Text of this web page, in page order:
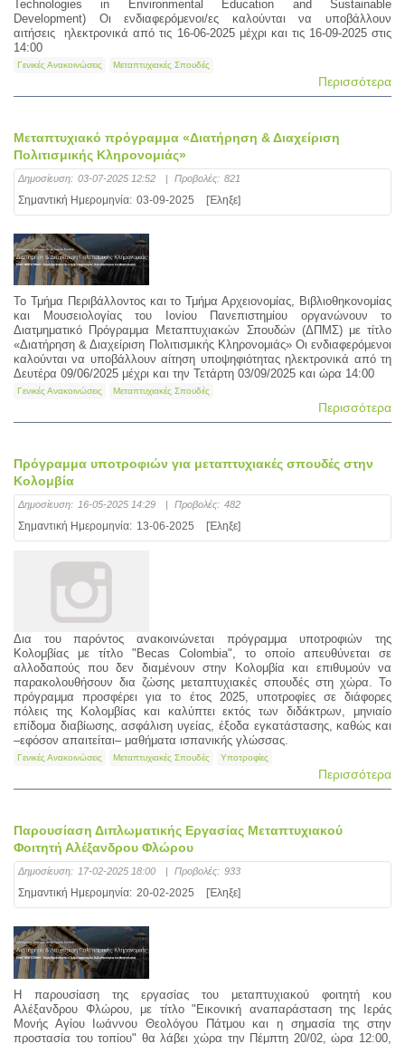
Technologies in Environmental Education and Sustainable
Development) Οι ενδιαφερόμενοι/ες καλούνται να υποβάλλουν
αιτήσεις ηλεκτρονικά από τις 16-06-2025 μέχρι και τις 16-09-2025 στις
14:00
Γενικές Ανακοινώσεις Μεταπτυχιακές Σπουδές
Περισσότερα
Μεταπτυχιακό πρόγραμμα «Διατήρηση & Διαχείριση
Πολιτισμικής Κληρονομιάς»
Δημοσίευση: 03-07-2025 12:52 | Προβολές: 821
Σημαντική Ημερομηνία: 03-09-2025 [Έληξε]
Το Τμήμα Περιβάλλοντος και το Τμήμα Αρχειονομίας, Βιβλιοθηκονομίας
και Μουσειολογίας του Ιονίου Πανεπιστημίου οργανώνουν το
Διατμηματικό Πρόγραμμα Μεταπτυχιακών Σπουδών (ΔΠΜΣ) με τίτλο
«Διατήρηση & Διαχείριση Πολιτισμικής Κληρονομιάς» Οι ενδιαφερόμενοι
καλούνται να υποβάλλουν αίτηση υποψηφιότητας ηλεκτρονικά από τη
Δευτέρα 09/06/2025 μέχρι και την Τετάρτη 03/09/2025 και ώρα 14:00
Γενικές Ανακοινώσεις Μεταπτυχιακές Σπουδές
Περισσότερα
Πρόγραμμα υποτροφιών για μεταπτυχιακές σπουδές στην
Κολομβία
Δημοσίευση: 16-05-2025 14:29 Προβολές: 482
Σημαντική Ημερομηνία: 13-06-2025 [Έληξε]
Δια του παρόντος ανακοινώνεται πρόγραμμα υποτροφιών της
Κολομβίας με τίτλο "Becas Colombia", το οποίο απευθύνεται σε
αλλοδαπούς που δεν διαμένουν στην Κολομβία και επιθυμούν να
παρακολουθήσουν δια ζώσης μεταπτυχιακές σπουδές στη χώρα. Το
πρόγραμμα προσφέρει για το έτος 2025, υποτροφίες σε διάφορες
πόλεις της Κολομβίας και καλύπτει εκτός των διδάκτρων, μηνιαίο
επίδομα διαβίωσης, ασφάλιση υγείας, έξοδα εγκατάστασης, καθώς και
–εφόσον απαιτείται– μαθήματα ισπανικής γλώσσας.
Γενικές Ανακοινώσεις Μεταπτυχιακές Σπουδές Υποτροφίες
Περισσότερα
Παρουσίαση Διπλωματικής Εργασίας Μεταπτυχιακού
Φοιτητή Αλέξανδρου Φλώρου
Δημοσίευση: 17-02-2025 18:00 Προβολές: 933
Σημαντική Ημερομηνία: 20-02-2025 [Έληξε]
Η παρουσίαση της εργασίας του μεταπτυχιακού φοιτητή κου
Αλέξανδρου Φλώρου, με τίτλο "Εικονική αναπαράσταση της Ιεράς
Μονής Αγίου Ιωάννου Θεολόγου Πάτμου και η σημασία της στην
προστασία του τοπίου" θα λάβει χώρα την Πέμπτη 20/02, ώρα 12:00,